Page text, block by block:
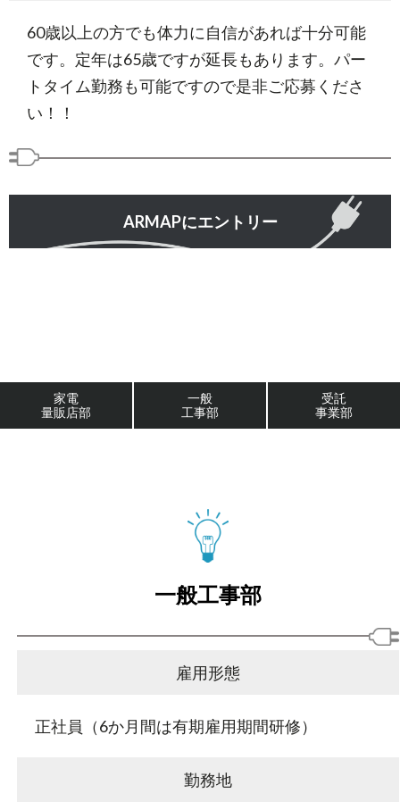
60歳以上の方でも体力に自信があれば十分可能
です。定年は65歳ですが延長もあります。パー
トタイム勤務も可能ですので是非ご応募くださ
い！！
ARMAPにエントリー
家電
量販店部
一般
工事部
受託
事業部
一般工事部
雇用形態
正社員（6か月間は有期雇用期間研修）
勤務地